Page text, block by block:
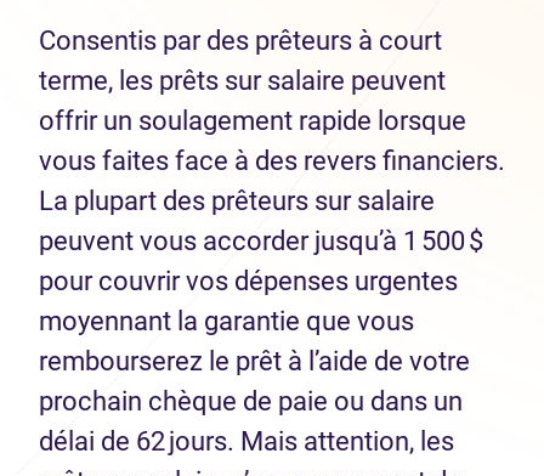
Consentis par des prêteurs à court
terme, les prêts sur salaire peuvent
offrir un soulagement rapide lorsque
vous faites face à des revers financiers.
La plupart des prêteurs sur salaire
peuvent vous accorder jusqu’à 1 500 $
pour couvrir vos dépenses urgentes
moyennant la garantie que vous
rembourserez le prêt à l’aide de votre
prochain chèque de paie ou dans un
délai de 62 jours. Mais attention, les